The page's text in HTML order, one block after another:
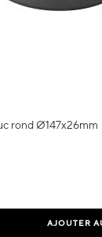
rond Ø147x26mm
AJOUTER